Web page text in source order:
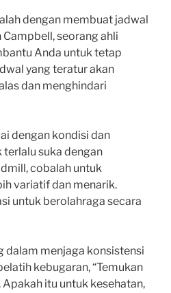
dengan membuat jadwal
seorang ahli
Anda untuk tetap
yang teratur akan
dan menghindari
dengan kondisi dan
terlalu suka dengan
cobalah untuk
variatif dan menarik.
untuk berolahraga secara
dalam menjaga konsistensi
kebugaran, “Temukan
itu untuk kesehatan,